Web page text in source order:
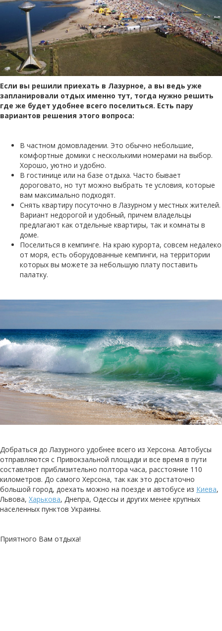
Если вы решили приехать в Лазурное, а вы ведь уже
запланировали отдых именно тут, тогда нужно решить
где же будет удобнее всего поселиться. Есть пару
вариантов решения этого вопроса:
В частном домовладении. Это обычно небольшие,
комфортные домики с несколькими номерами на выбор.
Хорошо, уютно и удобно.
В гостинице или на базе отдыха. Часто бывает
дороговато, но тут можно выбрать те условия, которые
вам максимально подходят.
Снять квартиру посуточно в Лазурном у местных жителей.
Вариант недорогой и удобный, причем владельцы
предлагают как отдельные квартиры, так и комнаты в
доме.
Поселиться в кемпинге. На краю курорта, совсем недалеко
от моря, есть оборудованные кемпинги, на территории
которых вы можете за небольшую плату поставить
палатку.
Добраться до Лазурного удобнее всего из Херсона. Автобусы
отправляются с Привокзальной площади и все время в пути
составляет приблизительно полтора часа, расстояние 110
километров. До самого Херсона, так как это достаточно
большой город, доехать можно на поезде и автобусе из Киева,
Львова, Харькова, Днепра, Одессы и других менее крупных
населенных пунктов Украины.
Приятного Вам отдыха!